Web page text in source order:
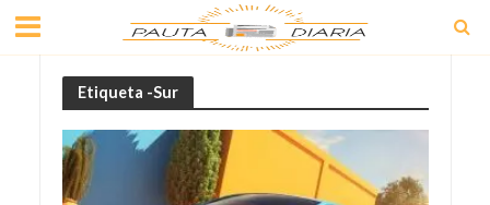
Etiqueta -Sur